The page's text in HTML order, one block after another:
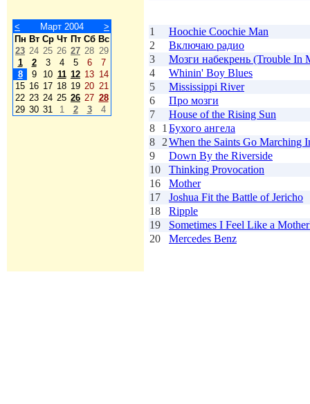
< Март 2004
>
Пн Вт Ср Чт Пт Сб Вс
23 24 25 26 27 28 29
1
2 3 4 5 6
7
8
9 10 11 12 13 14
15 16 17 18 19 20 21
22 23 24 25 26 27 28
29 30 31 1 2 3 4
1
Hoochie Coochie Man
2
Включаю радио
3
Мозги набекрень (Trouble In
4
Whinin' Boy Blues
5
Mississippi River
6
Про мозги
7
House of the Rising Sun
8
1 Бухого ангела
8
2When the Saints Go Marching
9
Down By the Riverside
10
Thinking Provocation
16
Mother
17
Joshua Fit the Battle of Jericho
18
Ripple
19
Sometimes I Feel Like a
20
Mercedes Benz